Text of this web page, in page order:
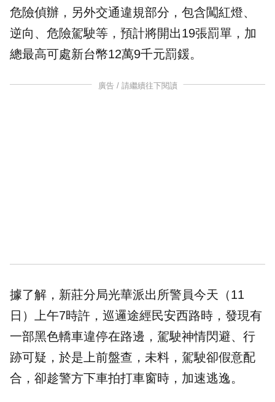
危險偵辦，另外交通違規部分，包含闖紅燈、
逆向、危險駕駛等，預計將開出19張罰單，加
總最高可處新台幣12萬9千元罰鍰。
廣告 / 請繼續往下閱讀
據了解，新莊分局光華派出所警員今天（11
日）上午7時許，巡邏途經民安西路時，發現有
一部黑色轎車違停在路邊，駕駛神情閃避、行
跡可疑，於是上前盤查，未料，駕駛卻假意配
合，卻趁警方下車拍打車窗時，加速逃逸。